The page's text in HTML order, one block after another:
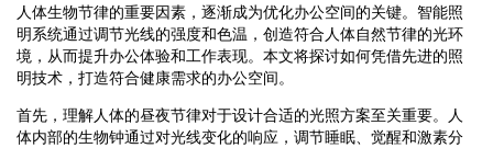
人体生物节律的重要因素，逐渐成为优化办公空间的关键。智能照
明系统通过调节光线的强度和色温，创造符合人体自然节律的光环
境，从而提升办公体验和工作表现。本文将探讨如何凭借先进的照
明技术，打造符合健康需求的办公空间。
首先，理解人体的昼夜节律对于设计合适的光照方案至关重要。人
体内部的生物钟通过对光线变化的响应，调节睡眠、觉醒和激素分